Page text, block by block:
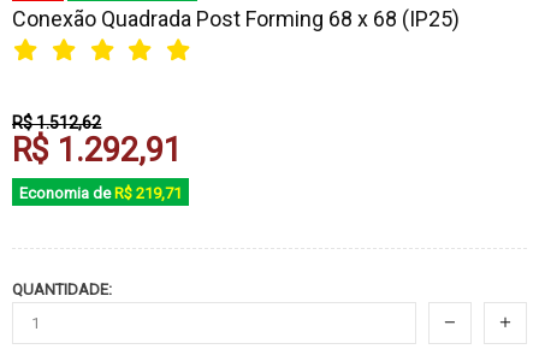
Conexão Quadrada Post Forming 68 x 68 (IP25)
R$ 1.512,62
R$ 1.292,91
Economia de R$ 219,71
QUANTIDADE: